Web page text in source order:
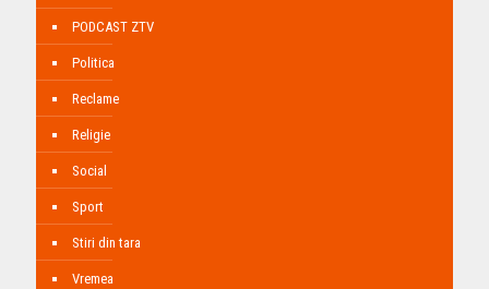
PODCAST ZTV
Politica
Reclame
Religie
Social
Sport
Stiri din tara
Vremea